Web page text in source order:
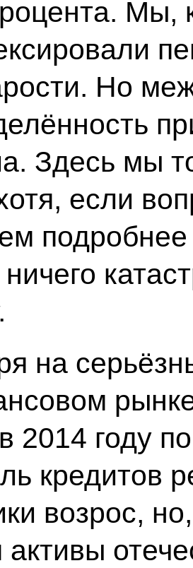
Мы,
Но
Здесь мы
если
подробнее
на
2014 году
кредитов
возрос,